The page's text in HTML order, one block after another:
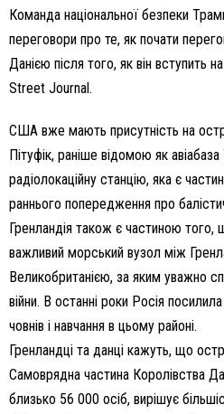
Команда національної безпеки
переговори про те, як почати
Данією після того, як він вступить
Street Journal.
США вже мають присутність на
Пітуфік, ​​раніше відомою як
радіолокаційну станцію, яка є
раннього попередження про
Гренландія також є частиною того,
важливий морський вузол між
Великобританією, за яким уважно
війни. В останні роки Росія
човнів і навчання в цьому районі.
Гренландці та данці кажуть, що
Самоврядна частина Королівства
близько 56 000 осіб, вирішує